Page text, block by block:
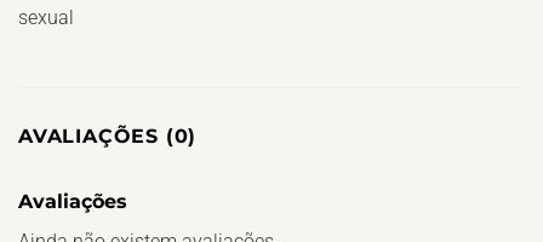
sexual
AVALIAÇÕES (0)
Avaliações